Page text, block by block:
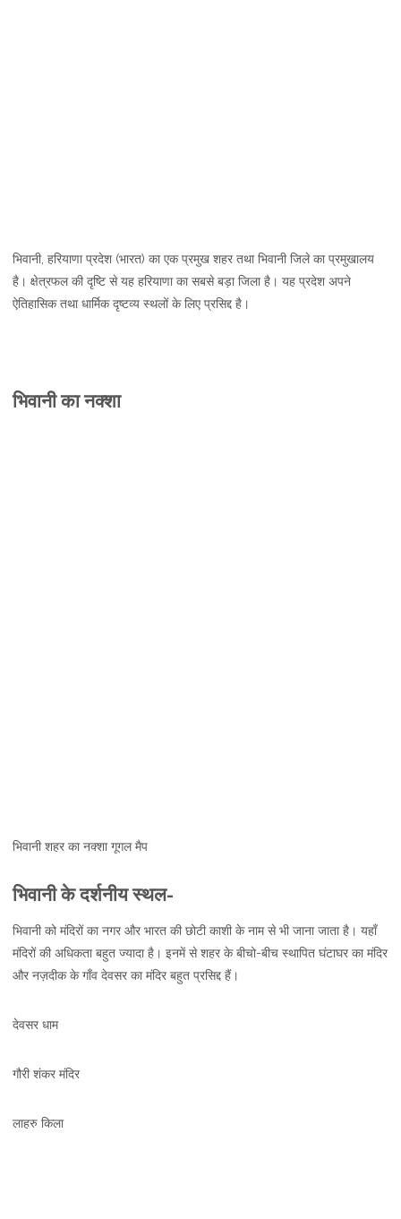
भिवानी, हरियाणा प्रदेश (भारत) का एक प्रमुख शहर तथा भिवानी जिले का प्रमुखालय
है। क्षेत्रफल की दृष्टि से यह हरियाणा का सबसे बड़ा जिला है। यह प्रदेश अपने
ऐतिहासिक तथा धार्मिक दृष्टव्य स्थलों के लिए प्रसिद्द है।
भिवानी का नक्शा
भिवानी शहर का नक्शा गूगल मैप
भिवानी के दर्शनीय स्थल-
भिवानी को मंदिरों का नगर और भारत की छोटी काशी के नाम से भी जाना जाता है। यहाँ
मंदिरों की अधिकता बहुत ज्यादा है। इनमें से शहर के बीचो-बीच स्थापित घंटाघर का मंदिर
और नज़दीक के गाँव देवसर का मंदिर बहुत प्रसिद्द हैं।
देवसर धाम
गौरी शंकर मंदिर
लाहरु किला